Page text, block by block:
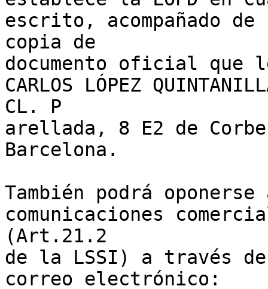
escrito, acompañado de
copia de
documento oficial
CARLOS LÓPEZ
CL. P
arellada, 8 E2 de
Barcelona.
También podrá
comunicaciones
(Art.21.2
de la LSSI) a través